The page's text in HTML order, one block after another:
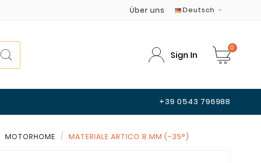
Über uns Deutsch 
Sign In
0
+39 0543 796988
MOTORHOME MATERIALE ARTICO 8 MM (-35°)